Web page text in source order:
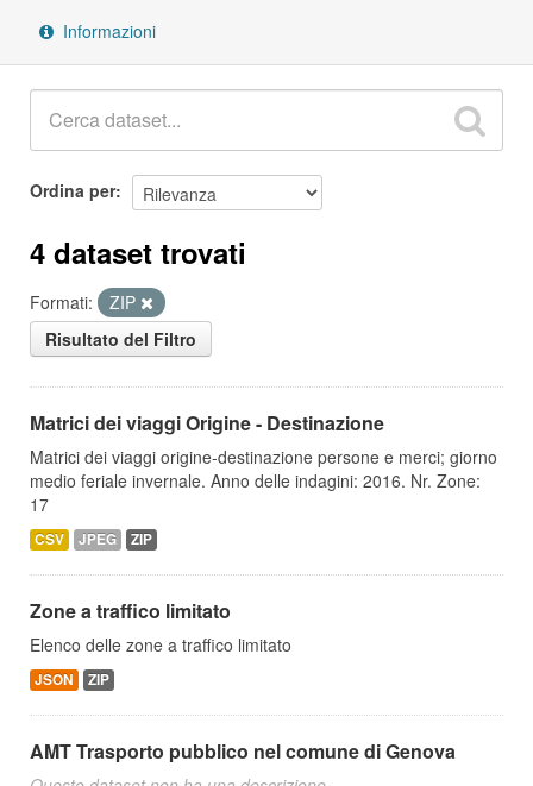
Informazioni
Ordina per
4 dataset trovati
Formati:
ZIP
Risultato del Filtro
Matrici dei viaggi Origine - Destinazione
Matrici dei viaggi origine-destinazione persone e merci; giorno
medio feriale invernale. Anno delle indagini: 2016. Nr. Zone:
17
CSV JPEG ZIP
Zone a traffico limitato
Elenco delle zone a traffico limitato
JSON ZIP
AMT Trasporto pubblico nel comune di Genova